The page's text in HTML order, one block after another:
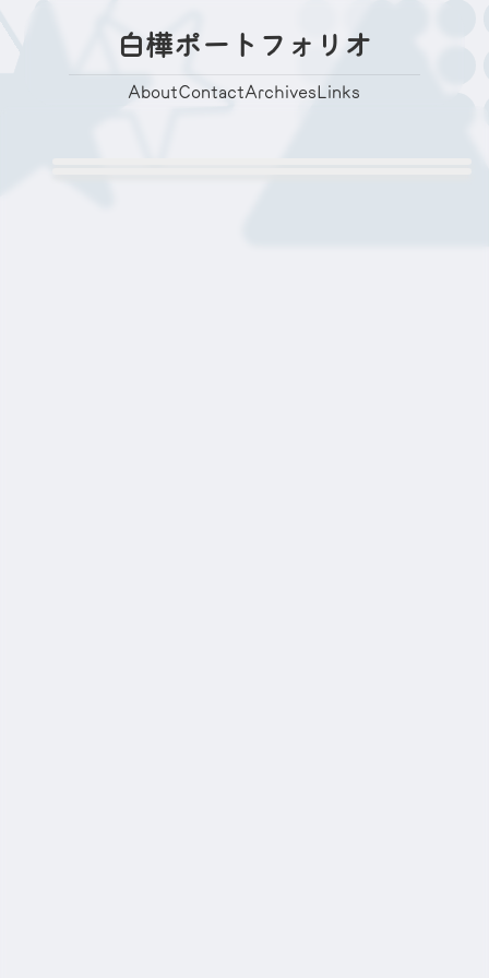
白樺ポートフォリオ
AboutContactArchivesLinks